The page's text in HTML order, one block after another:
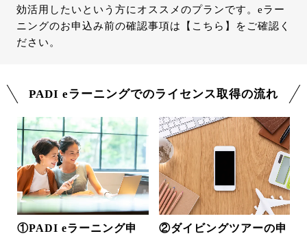
効活用したいという方にオススメのプランです。eラー
ニングのお申込み前の確認事項は
【こちら】
をご確認く
ださい。
PADI eラーニングでのライセンス取得の流れ
①PADI eラーニング申
②ダイビングツアーの申